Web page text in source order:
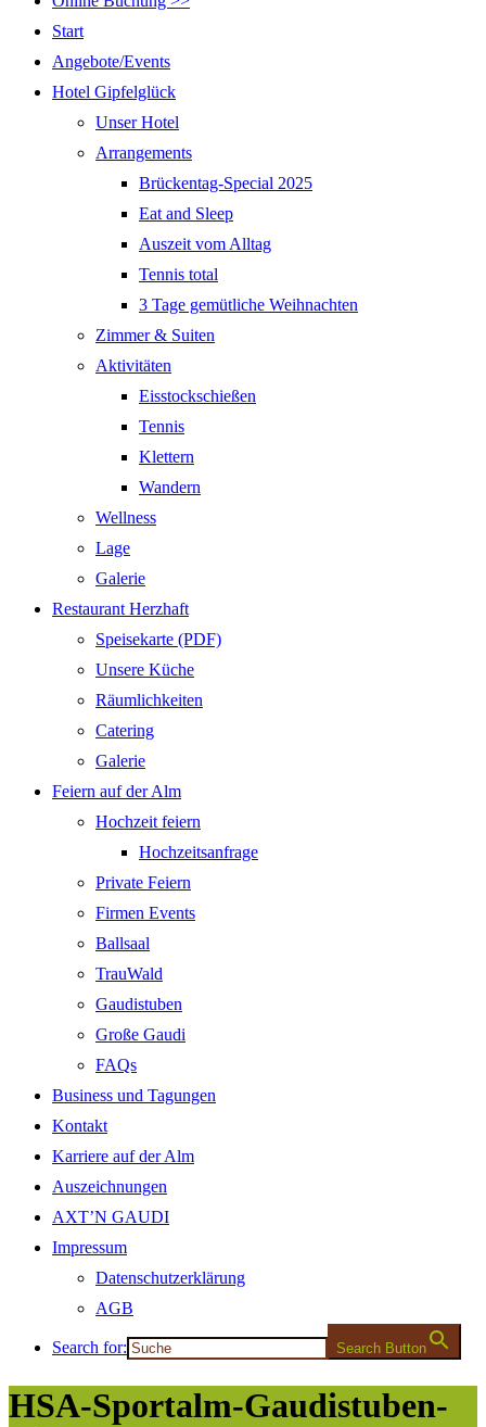
Start
Angebote/Events
Hotel Gipfelglück
Unser Hotel
Arrangements
Brückentag-Special 2025
Eat and Sleep
Auszeit vom Alltag
Tennis total
3 Tage gemütliche Weihnachten
Zimmer & Suiten
Aktivitäten
Eisstockschießen
Tennis
Klettern
Wandern
Wellness
Lage
Galerie
Restaurant Herzhaft
Speisekarte (PDF)
Unsere Küche
Räumlichkeiten
Catering
Galerie
Feiern auf der Alm
Hochzeit feiern
Hochzeitsanfrage
Private Feiern
Firmen Events
Ballsaal
TrauWald
Gaudistuben
Große Gaudi
FAQs
Business und Tagungen
Kontakt
Karriere auf der Alm
Auszeichnungen
AXT’N GAUDI
Impressum
Datenschutzerklärung
AGB
Search for: Search Button
HSA-Sportalm-Gaudistuben-